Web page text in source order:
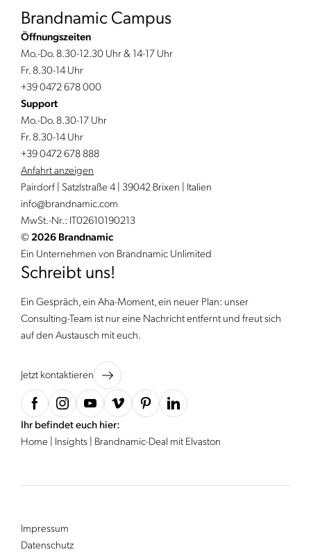
Brandnamic Campus
Öffnungszeiten
Mo.-Do. 8.30-12.30 Uhr & 14-17 Uhr
Fr. 8.30-14 Uhr
+39 0472 678 000
Support
Mo.-Do. 8.30-17 Uhr
Fr. 8.30-14 Uhr
+39 0472 678 888
Anfahrt anzeigen
Pairdorf | Satzlstraße 4 | 39042 Brixen | Italien
info@brandnamic.com
MwSt.-Nr.: IT02610190213
© 2026 Brandnamic
Ein Unternehmen von Brandnamic Unlimited
Schreibt uns!
Ein Gespräch, ein Aha-Moment, ein neuer Plan: unser
Consulting-Team ist nur eine Nachricht entfernt und freut sich
auf den Austausch mit euch.
Jetzt kontaktieren
Ihr befindet euch hier:
Home
Insights Brandnamic-Deal mit Elvaston
Impressum
Datenschutz